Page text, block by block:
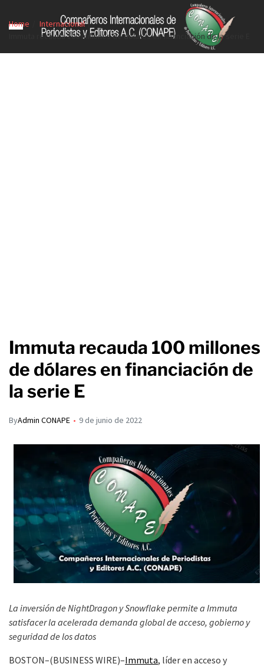
Home
Internacional
Immuta recauda 100 millones de dólares en financiación de la serie E
Immuta recauda 100 millones
de dólares en financiación de
la serie E
ByAdmin CONAPE 9 de junio de 2022
La inversión de NightDragon y Snowflake permite a Immuta
satisfacer la acelerada demanda global de acceso, gobierno y
seguridad de los datos
BOSTON–(BUSINESS WIRE)–Immuta, líder en acceso y